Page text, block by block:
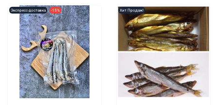
Экспресс-доставка -15% Хит Продаж!